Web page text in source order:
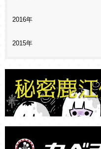
2016年
2015年